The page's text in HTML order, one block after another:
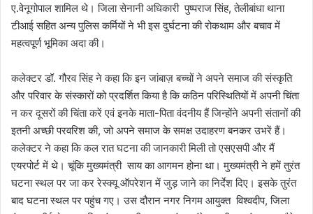
ए.वेनूगोपाल शामिल थे। जिला सेनानी अधिकारी पुष्पराज सिंह, तेलीबांधा थाना
टीआई सहित अन्य पुलिस कर्मियों ने भी इस दुर्घटना की रोकथाम और बचाव में
महत्वपूर्ण भूमिका अदा की।
कलेक्टर डॉ. गौरव सिंह ने कहा कि इन जांबाज़ बच्चों ने अपने समाज की संस्कृति
और परिवार के संस्कारों को प्रदर्शित किया है कि कठिन परिस्थितियों में अपनी चिंता
न कर दूसरों की चिंता करें एवं इनके माता-पिता वंदनीय हैं जिन्होंने अपनी संतानों की
इतनी अच्छी परवरिश की, जो अपने समाज के समक्ष उदाहरण बनकर उभरें हैं।
कलेक्टर ने कहा कि कल रात घटना की जानकारी मिली तो एसएसपी और मैं
एयरपोर्ट में थे। चूंकि मुख्यमंत्री साय का आगमन होना था। मुख्यमंत्री ने हमें तुरंत
घटना स्थल पर जा कर रेस्क्यू ऑपरेशन में जुड़ जाने का निर्देश दिए। इसके तुरंत
बाद घटना स्थल पर पहुंच गए। उस दौरान नगर निगम आयुक्त विश्वदीप, जिला